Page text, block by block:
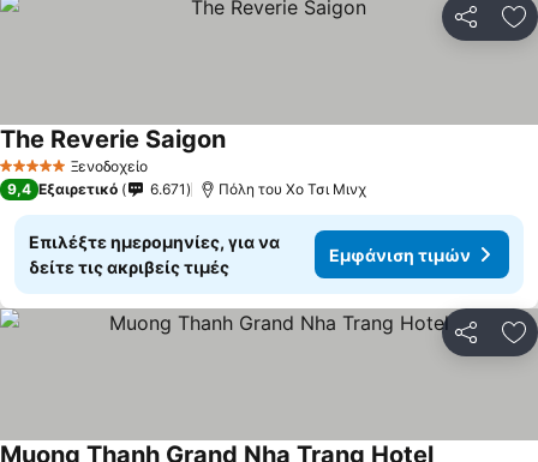
5 Αστέρια Ξενοδοχείο
The Reverie Saigon
9,4 Εξαιρετικό 6.671 Πόλη του Χο Τσι Μινχ
Επιλέξτε ημερομηνίες, για να
δείτε τις ακριβείς τιμές
Εμφάνιση τιμών
Muong Thanh Grand Nha Trang Hotel